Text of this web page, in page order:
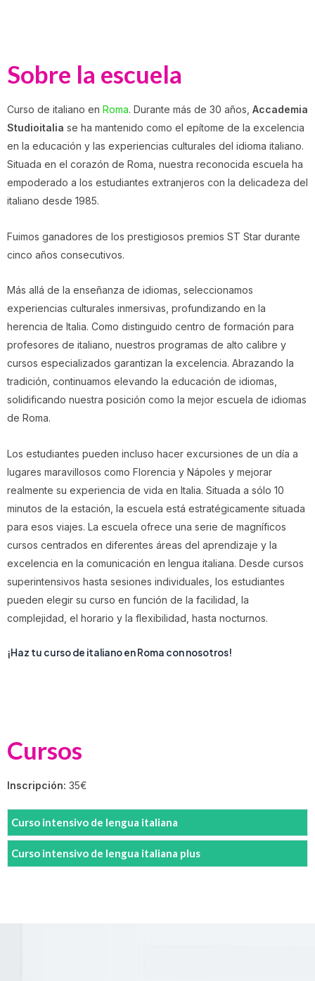
Sobre la escuela
Curso de italiano en Roma. Durante más de 30 años, Accademia
Studioitalia se ha mantenido como el epítome de la excelencia
en la educación y las experiencias culturales del idioma italiano.
Situada en el corazón de Roma, nuestra reconocida escuela ha
empoderado a los estudiantes extranjeros con la delicadeza del
italiano desde 1985.
Fuimos ganadores de los prestigiosos premios ST Star durante
cinco años consecutivos.
Más allá de la enseñanza de idiomas, seleccionamos
experiencias culturales inmersivas, profundizando en la
herencia de Italia. Como distinguido centro de formación para
profesores de italiano, nuestros programas de alto calibre y
cursos especializados garantizan la excelencia. Abrazando la
tradición, continuamos elevando la educación de idiomas,
solidificando nuestra posición como la mejor escuela de idiomas
de Roma.
Los estudiantes pueden incluso hacer excursiones de un día a
lugares maravillosos como Florencia y Nápoles y mejorar
realmente su experiencia de vida en Italia. Situada a sólo 10
minutos de la estación, la escuela está estratégicamente situada
para esos viajes. La escuela ofrece una serie de magníficos
cursos centrados en diferentes áreas del aprendizaje y la
excelencia en la comunicación en lengua italiana. Desde cursos
superintensivos hasta sesiones individuales, los estudiantes
pueden elegir su curso en función de la facilidad, la
complejidad, el horario y la flexibilidad, hasta nocturnos.
¡Haz tu curso de italiano en Roma con nosotros!
Cursos
Inscripción: 35€
Curso intensivo de lengua italiana
Curso intensivo de lengua italiana plus